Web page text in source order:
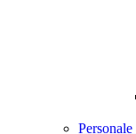
Personale